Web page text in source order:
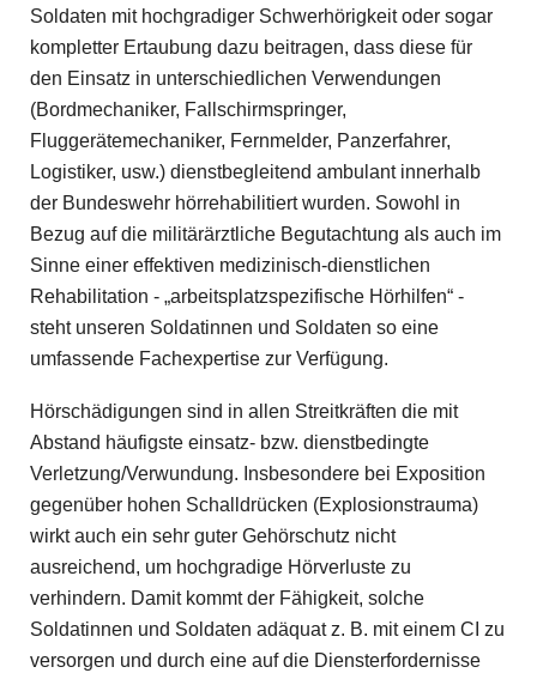
Soldaten mit hochgradiger Schwerhörigkeit oder sogar
kompletter Ertaubung dazu beitragen, dass diese für
den Einsatz in unterschiedlichen Verwendungen
(Bordmechaniker, Fallschirmspringer,
Fluggerätemechaniker, Fernmelder, Panzerfahrer,
Logistiker, usw.) dienstbegleitend ambulant innerhalb
der Bundeswehr hörrehabilitiert wurden. Sowohl in
Bezug auf die militärärztliche Begutachtung als auch im
Sinne einer effektiven medizinisch-dienstlichen
Rehabilitation - „arbeitsplatzspezifische Hörhilfen“ -
steht unseren Soldatinnen und Soldaten so eine
umfassende Fachexpertise zur Verfügung.
Hörschädigungen sind in allen Streitkräften die mit
Abstand häufigste einsatz- bzw. dienstbedingte
Verletzung/Verwundung. Insbesondere bei Exposition
gegenüber hohen Schalldrücken (Explosionstrauma)
wirkt auch ein sehr guter Gehörschutz nicht
ausreichend, um hochgradige Hörverluste zu
verhindern. Damit kommt der Fähigkeit, solche
Soldatinnen und Soldaten adäquat z. B. mit einem CI zu
versorgen und durch eine auf die Diensterfordernisse